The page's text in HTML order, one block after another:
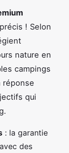
! Selon
nature en
campings
réponse
qui
: la garantie
des